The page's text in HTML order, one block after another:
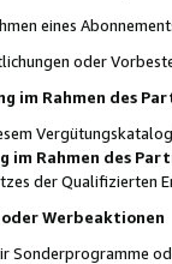
eines
oder
im Rahmen des
im Rahmen des
der Qualifizierten
Werbeaktionen
Sonderprogramme